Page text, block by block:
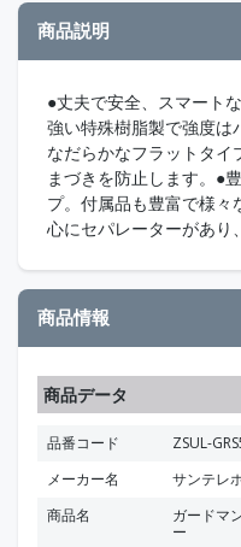
商品説明
●丈夫で安全、スマート
強い特殊樹脂製で強度は
なだらかなフラットタイ
まづきを防止します。●
プ。付属品も豊富で様々
心にセパレーターがあり
商品情報
商品データ
品番コード
ZSUL-
メーカー名
サンテレ
商品名
ガードマ
ー